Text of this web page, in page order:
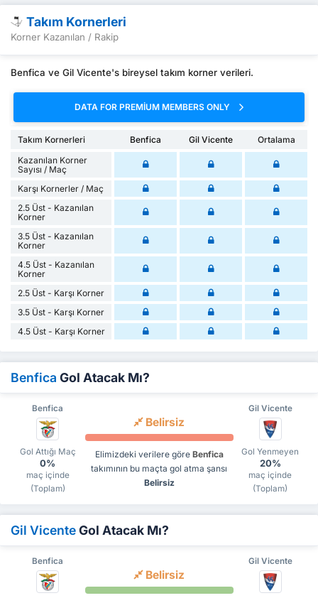
Takım Kornerleri
Korner Kazanılan / Rakip
Benfica ve Gil Vicente's bireysel takım korner verileri.
DATA FOR PREMIUM MEMBERS ONLY
Takım Kornerleri Benfica Gil Vicente
Ortalama
Kazanılan Korner
Sayısı / Maç
Karşı Kornerler / Maç
2.5 Üst - Kazanılan
Korner
3.5 Üst - Kazanılan
Korner
4.5 Üst - Kazanılan
Korner
2.5 Üst - Karşı Korner
3.5 Üst - Karşı Korner
4.5 Üst - Karşı Korner
Benfica Gol Atacak Mı?
Benfica Gil Vicente
Gol Attığı Maç
0%
maç içinde
(Toplam)
Belirsiz
Elimizdeki verilere göre Benfica
takımının bu maçta gol atma şansı
Belirsiz
Gol Yenmeyen
20%
maç içinde
(Toplam)
Gil VicenteGol Atacak Mı?
Benfica Gil Vicente
Belirsiz